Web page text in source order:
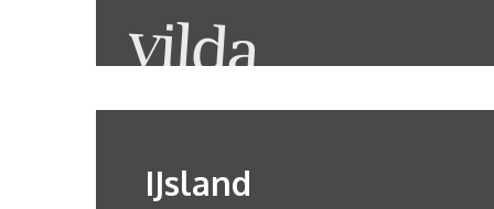
IJsland